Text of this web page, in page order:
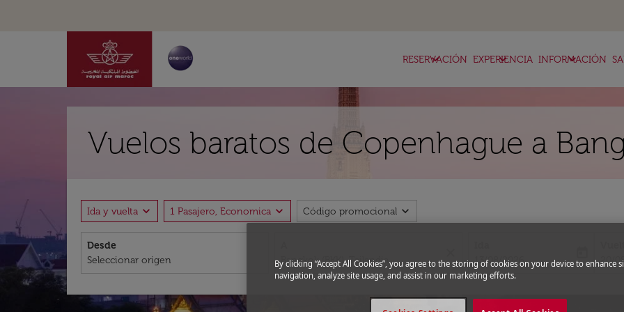
RESERVACIÓN
keyboard_arrow_down EXPERIENCIA
keyboard_arrow_down INFORMACIÓN
keyboard_arrow_down
Vuelos baratos de Copenhague a
Ida y vuelta expand_more 1 Pasajero, Economica expand_more Código promocional expand_more
Desde
fc-booking-departure-date-aria-
13/08/2026
fc-
20/
By clicking “Accept All Cookies”, you agree to the storing of cookies on your device to enhance
navigation, analyze site usage, and assist in our marketing efforts.